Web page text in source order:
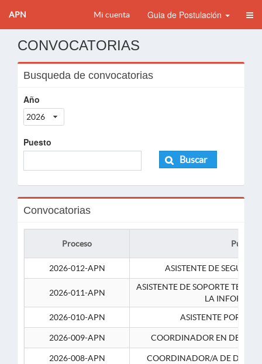
APN Mi cuenta Guia de Postulación
CONVOCATORIAS
Busqueda de convocatorias
Año
2026
Puesto
Buscar
Convocatorias
Proceso Puesto
2026-012-APN ASISTENTE DE
2026-011-APN
ASISTENTE DE SOPORTE
LA
2026-010-APN
ASISTENTE
2026-009-APN COORDINADOR EN
2026-008-APN COORDINADOR/A DE